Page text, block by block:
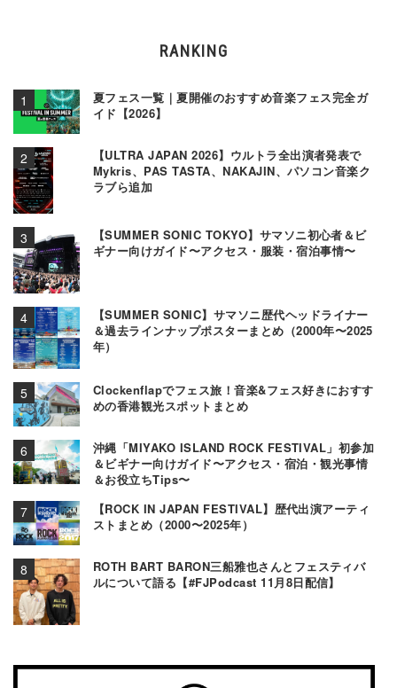
RANKING
夏フェス一覧｜夏開催のおすすめ音楽フェス完全ガ
イド【2026】
【ULTRA JAPAN 2026】ウルトラ全出演者発表で
Mykris、PAS TASTA、NAKAJIN、パソコン音楽ク
ラブら追加
【SUMMER SONIC TOKYO】サマソニ初心者＆ビ
ギナー向けガイド〜アクセス・服装・宿泊事情〜
【SUMMER SONIC】サマソニ歴代ヘッドライナー
＆過去ラインナップポスターまとめ（2000年〜2025
年）
Clockenflapでフェス旅！音楽&フェス好きにおすす
めの香港観光スポットまとめ
沖縄「MIYAKO ISLAND ROCK FESTIVAL」初参加
＆ビギナー向けガイド〜アクセス・宿泊・観光事情
＆お役立ちTips〜
【ROCK IN JAPAN FESTIVAL】歴代出演アーティ
ストまとめ（2000〜2025年）
ROTH BART BARON三船雅也さんとフェスティバ
ルについて語る【#FJPodcast 11月8日配信】